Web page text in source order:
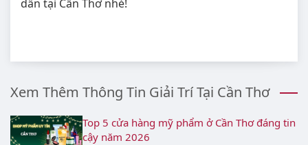
dẫn tại Cần Thơ nhé!
Xem Thêm Thông Tin Giải Trí Tại Cần Thơ
Top 5 cửa hàng mỹ phẩm ở Cần Thơ đáng tin
cậy năm 2026